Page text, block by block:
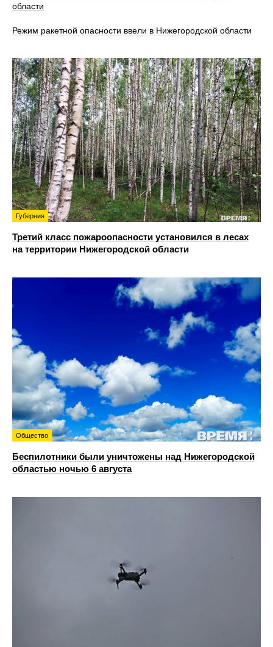
области
Режим ракетной опасности ввели в Нижегородской области
Губерния
Третий класс пожароопасности установился в лесах
на территории Нижегородской области
Общество
Беспилотники были уничтожены над Нижегородской
областью ночью 6 августа